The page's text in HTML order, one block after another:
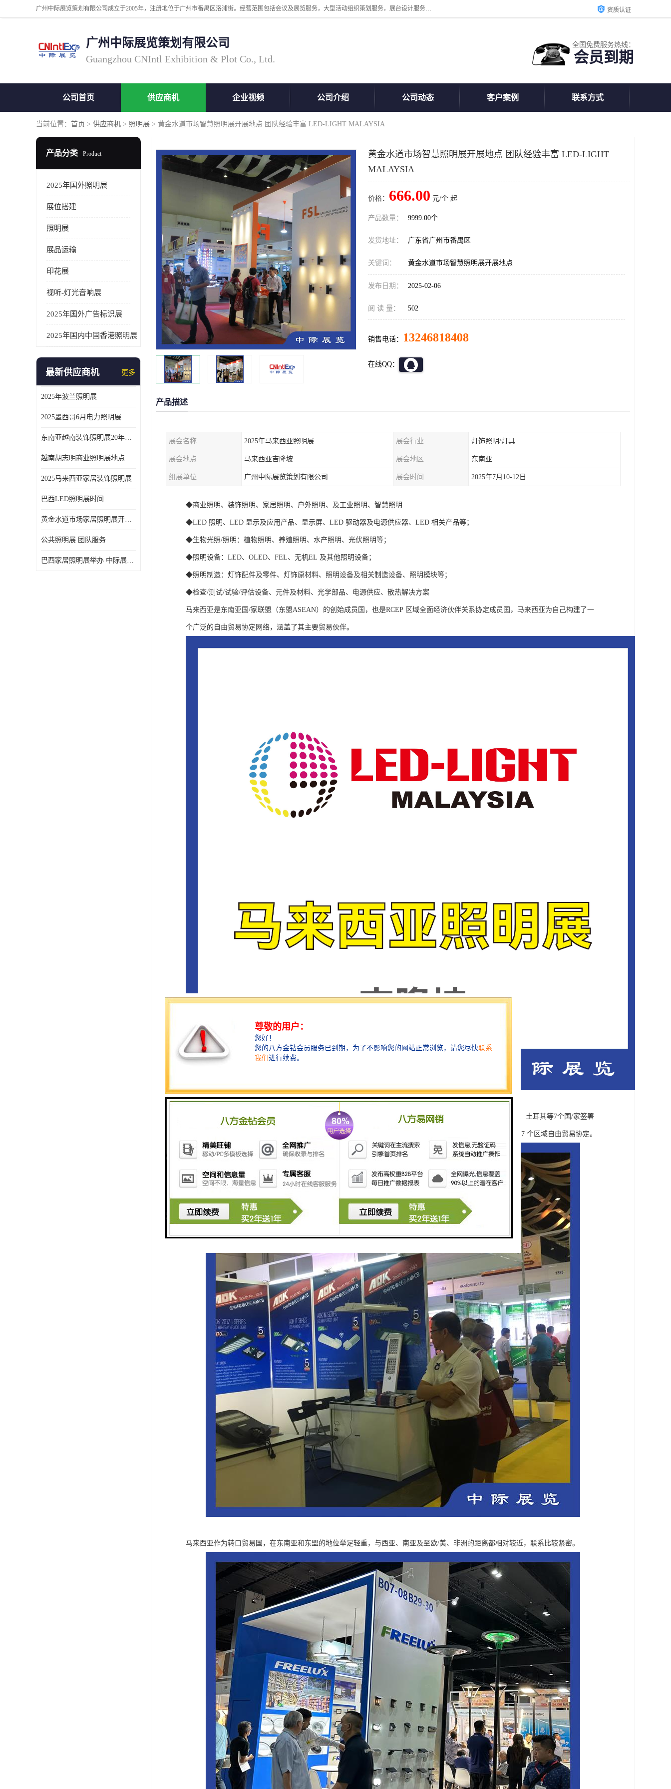
广州中际展览策划有限公司成立于2005年，注册地位于广州市番禺区洛浦街。经营范围包括会议及展览服务，大型活动组织策划服务，展台设计服务，广告业等；主要从事国外广告、标识、印花、LED、照明、光电、灯光、音响、视听、电子展览会等，展位预定-展品运输-签证-行程安排-补贴一站式服务。 资质认证
广州中际展览策划有限公司
Guangzhou CNIntl Exhibition & Plot Co., Ltd.
全国免费服务热线：
会员到期
公司首页 供应商机 企业视频 公司介绍 公司动态 客户案例 联系方式
当前位置： 首页 > 供应商机 > 照明展 > 黄金水道市场智慧照明展开展地点 团队经验丰富 LED-LIGHT MALAYSIA
产品分类 Product
2025年国外照明展
展位搭建
照明展
展品运输
印花展
视听-灯光音响展
2025年国外广告标识展
2025年国内中国香港照明展
最新供应商机 更多
2025年波兰照明展
2025墨西哥6月电力照明展
东南亚越南装饰照明展20年外展服务经验
越南胡志明商业照明展地点
2025马来西亚家居装饰照明展
巴西LED照明展时间
黄金水道市场家居照明展开展时间 20年外展服务经验 LED-LIGHT MALAYSIA
公共照明展 团队服务
巴西家居照明展举办 中际展览 20年服务经验
黄金水道市场智慧照明展开展地点 团队经验丰富 LED-LIGHT
MALAYSIA
价格： 666.00 元/个 起
产品数量： 9999.00个
发货地址： 广东省广州市番禺区
关键词： 黄金水道市场智慧照明展开展地点
发布日期： 2025-02-06
阅 读 量： 502
销售电话： 13246818408
在线QQ：
产品描述
展会名称 2025年马来西亚照明展 展会行业 灯饰照明/灯具
展会地点 马来西亚吉隆坡 展会地区 东南亚
组展单位 广州中际展览策划有限公司 展会时间 2025年7月10-12日
◆商业照明、装饰照明、家居照明、户外照明、及工业照明、智慧照明
◆LED 照明、LED 显示及应用产品、显示屏、LED 驱动器及电源供应器、LED 相关产品等；
◆生物光照/照明：植物照明、养殖照明、水产照明、光伏照明等；
◆照明设备：LED、OLED、FEL、无机EL 及其他照明设备；
◆照明制造：灯饰配件及零件、灯饰原材料、照明设备及相关制造设备、照明模块等；
◆检查/测试/试验/评估设备、元件及材料、光学部品、电源供应、散热解决方案
马来西亚是东南亚国/家联盟（东盟ASEAN）的创始成员国，也是RCEP 区域全面经济伙伴关系协定成员国，马来西亚为自己构建了一
个广泛的自由贸易协定网络，涵盖了其主要贸易伙伴。
截至2021 年4 月，马共签署了16 个自由贸易协定。包括与澳大利亚、智利、印度、日/本、新西兰、巴基斯坦、土耳其等7个国/家签署
的双边自由贸易协定，以及作为东盟成员，与中国、韩国、日本、澳大利亚、新西兰、印度、中国香港签署的7 个区域自由贸易协定。
马来西亚作为转口贸易国，在东南亚和东盟的地位举足轻重，与西亚、南亚及至欧/美、非洲的距离都相对较近，联系比较紧密。